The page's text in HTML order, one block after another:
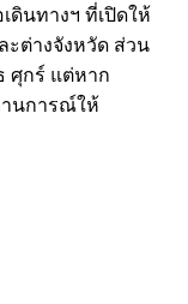
ดินทางฯ ที่เปิดให้
ะต่างจังหวัด ส่วน
ศุกร์ แต่หาก
นการณ์ให้